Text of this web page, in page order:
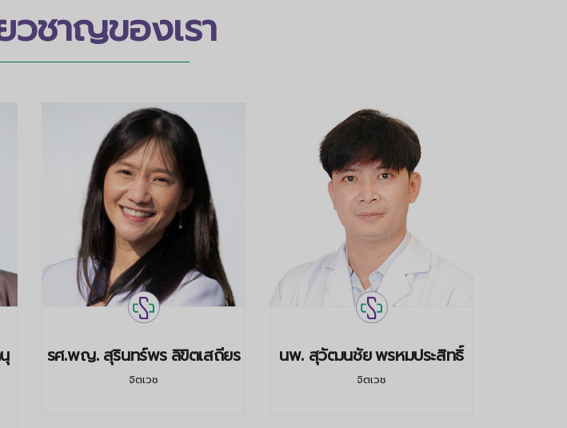
ชาญของเรา
รศ.พญ. สุรินทร์พร ลิขิตเสถียร
จิตเวช
นพ. สุวัฒนชัย พรหมประสิทธิ์
จิตเวช